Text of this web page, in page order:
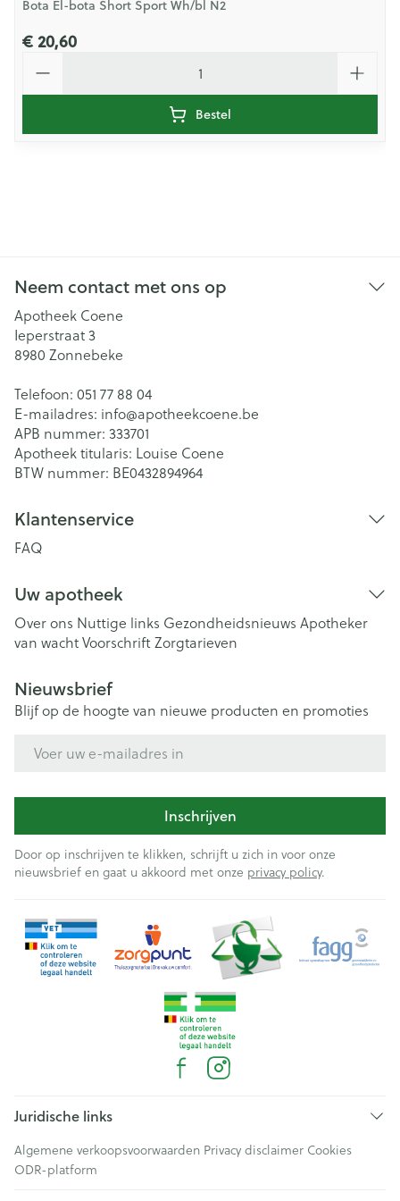
Bota El-bota Short Sport Wh/bl N2
€ 20,60
Bestel
Neem contact met ons op
Apotheek Coene
Ieperstraat 3
8980 Zonnebeke
Telefoon: 051 77 88 04
E-mailadres: info@apotheekcoene.be
APB nummer: 333701
Apotheek titularis: Louise Coene
BTW nummer: BE0432894964
Klantenservice
FAQ
Uw apotheek
Over ons Nuttige links Gezondheidsnieuws Apotheker
van wachtVoorschriftZorgtarieven
Nieuwsbrief
Blijf op de hoogte van nieuwe producten en promoties
Inschrijven
Door op inschrijven te klikken, schrijft u zich in voor onze
nieuwsbrief en gaat u akkoord met onze privacy policy.
Juridische links
Algemene verkoopsvoorwaarden Privacy disclaimer Cookies
ODR-platform